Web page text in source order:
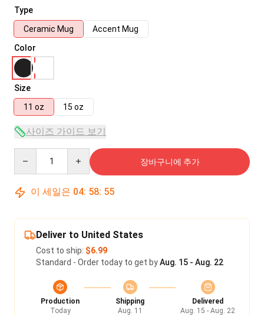
Type
Ceramic Mug
Accent Mug
Color
Size
11 oz
15 oz
사이즈 가이드 보기
장바구니에 추가
이 세일은 04: 58: 55
Deliver to United States
Cost to ship: $6.99
Standard - Order today to get byAug. 15 - Aug. 22
Production
Today
Shipping
Aug. 11
Delivered
Aug. 15 - Aug. 22